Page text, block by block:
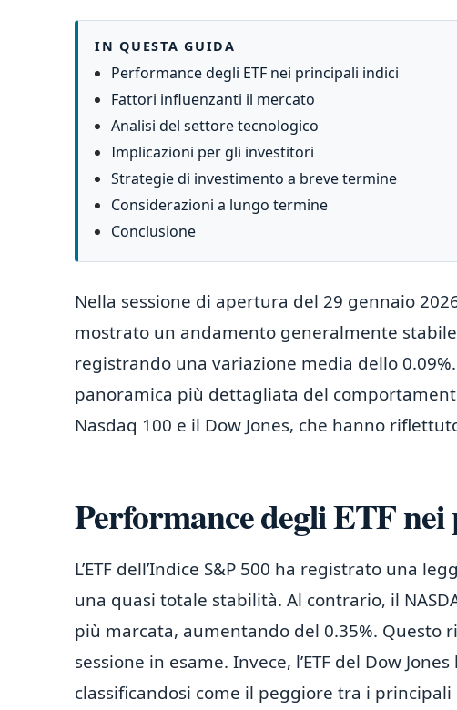
IN QUESTA GUIDA
Performance degli ETF nei principali indici
Fattori influenzanti il mercato
Analisi del settore tecnologico
Implicazioni per gli investitori
Strategie di investimento a breve termine
Considerazioni a lungo termine
Conclusione
Nella sessione di apertura del 29 gennaio
mostrato un andamento generalmente
registrando una variazione media dello
panoramica più dettagliata del
Nasdaq 100 e il Dow Jones, che hanno
Performance degli ETF
L’ETF dell’Indice S&P 500 ha registrato una
una quasi totale stabilità. Al contrario, il
più marcata, aumentando del 0.35%. Questo
sessione in esame. Invece, l’ETF del Dow
classificandosi come il peggiore tra i